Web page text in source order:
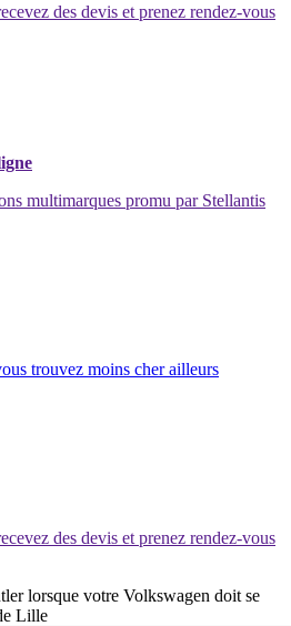
des devis et prenez rendez-vous
multimarques promu par Stellantis
trouvez moins cher ailleurs
des devis et prenez rendez-vous
lorsque votre Volkswagen doit se
Lille